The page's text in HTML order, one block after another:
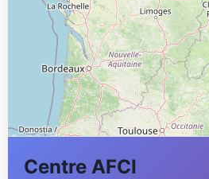
Centre AFCI